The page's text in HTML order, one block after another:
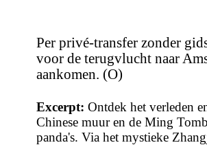
Per privé-transfer zonder
voor de terugvlucht naar
aankomen. (O)
Excerpt: Ontdek het verleden
Chinese muur en de Ming
panda's. Via het mystieke